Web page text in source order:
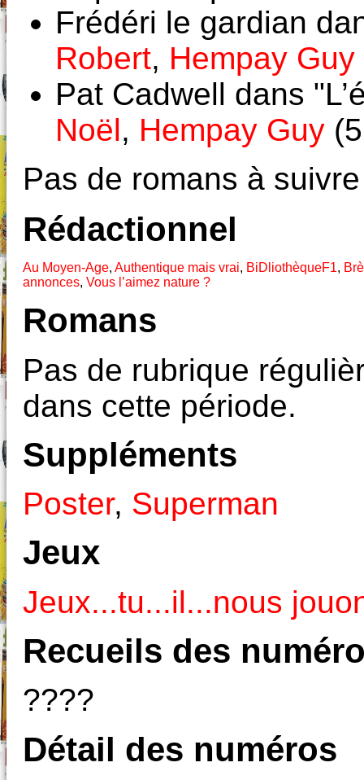
Frédéri le gardian
Robert, Hempay Guy
Pat Cadwell dans
Noël, Hempay Guy
Pas de romans à
Rédactionnel
Au Moyen-Age, Authentique mais vrai, BiDliothèqueF1,
annonces, Vous l’aimez nature ?
Romans
Pas de rubrique
dans cette période.
Suppléments
Poster, Superman
Jeux
Jeux...tu...il...nous
Recueils des
????
Détail des numéros